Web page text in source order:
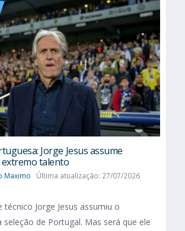
Jorge Jesus assume
extremo talento
Maximo Última atualização: 27/07/2026
técnico Jorge Jesus assumiu o
seleção de Portugal. Mas será que ele